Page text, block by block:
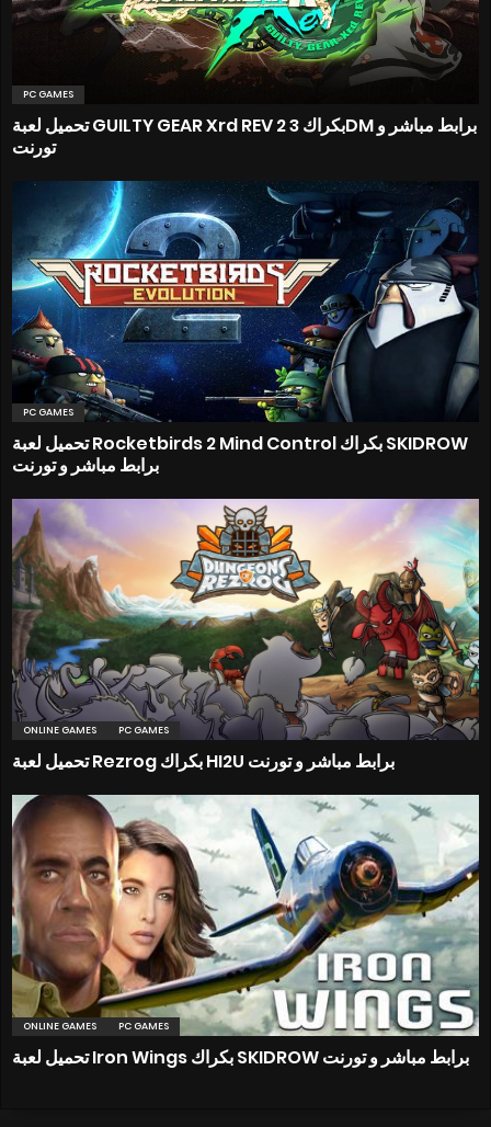
PC GAMES
تحميل لعبة GUILTY GEAR Xrd REV 2 بكراك 3DM برابط مباشر و
تورنت
PC GAMES
تحميل لعبة Rocketbirds 2 Mind Control بكراك SKIDROW
برابط مباشر و تورنت
ONLINE GAMES PC GAMES
تحميل لعبة Rezrog بكراك HI2U برابط مباشر و تورنت
ONLINE GAMES PC GAMES
تحميل لعبة Iron Wings بكراك SKIDROW برابط مباشر و تورنت